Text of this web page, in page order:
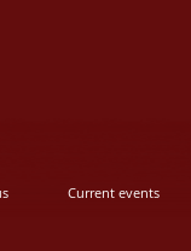
Current events